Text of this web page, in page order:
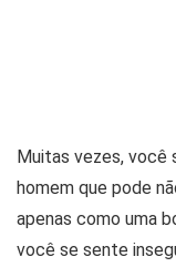
Muitas vezes, você
homem que pode
apenas como uma
você se sente